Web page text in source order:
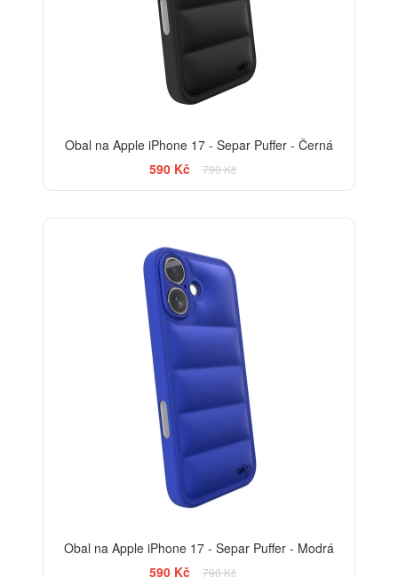
Obal na Apple iPhone 17 - Separ Puffer - Černá
590 Kč
790 Kč
Obal na Apple iPhone 17 - Separ Puffer - Modrá
590 Kč
790 Kč